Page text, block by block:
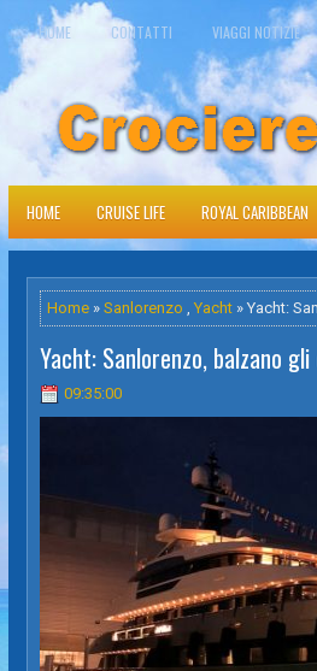
HOME CONTATTI VIAGGI NOTIZIE
HOME CRUISE LIFE ROYAL CARIBBEAN
Home » Sanlorenzo , Yacht » Yacht:
Yacht: Sanlorenzo, balzano
09:35:00